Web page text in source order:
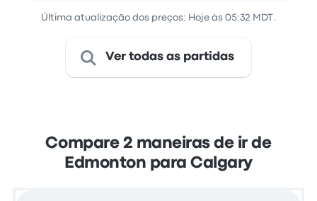
Última atualização dos preços: Hoje às 05:32 MDT.
Ver todas as partidas
Compare 2 maneiras de ir de
Edmonton para Calgary